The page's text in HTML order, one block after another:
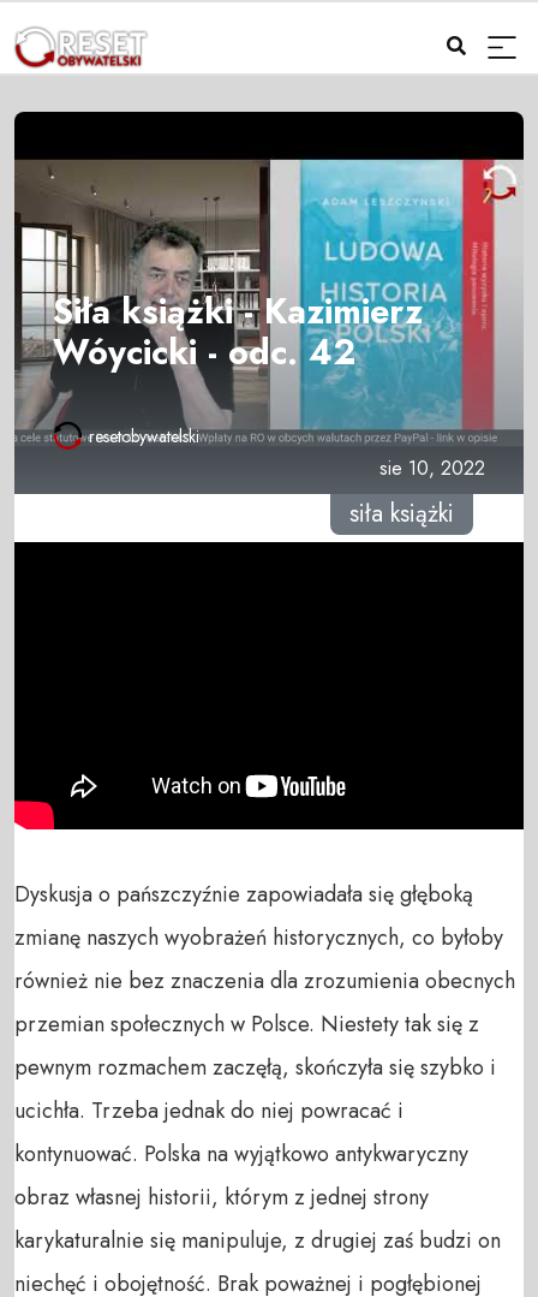
Siła książki - Kazimierz
Wóycicki - odc. 42
resetobywatelski
sie 10, 2022
siła książki
Dyskusja o pańszczyźnie zapowiadała się głęboką
zmianę naszych wyobrażeń historycznych, co byłoby
również nie bez znaczenia dla zrozumienia obecnych
przemian społecznych w Polsce. Niestety tak się z
pewnym rozmachem zaczęłą, skończyła się szybko i
ucichła. Trzeba jednak do niej powracać i
kontynuować. Polska na wyjątkowo antykwaryczny
obraz własnej historii, którym z jednej strony
karykaturalnie się manipuluje, z drugiej zaś budzi on
niechęć i obojętność. Brak poważnej i pogłębionej